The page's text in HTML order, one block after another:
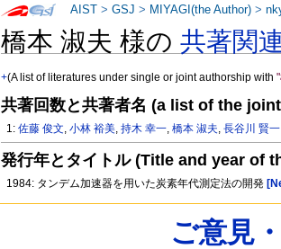
橋本 淑夫 様の共著関
+(A list of literatures under single or joint authorship with
共著回数と共著者名 (a list of the
1:佐藤 俊文,小林 裕美,持木 幸一,橋本 淑夫,長谷川 賢一
発行年とタイトル (Title and year of
1984: タンデム加速器を用いた炭素年代測定法の開発
AIST >GSJ > MIYAGI(the Author) >
ご意見